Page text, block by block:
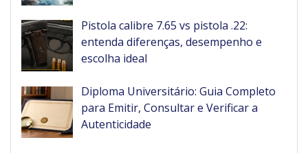
Pistola calibre 7.65 vs pistola .22:
entenda diferenças, desempenho e
escolha ideal
Diploma Universitário: Guia Completo
para Emitir, Consultar e Verificar a
Autenticidade